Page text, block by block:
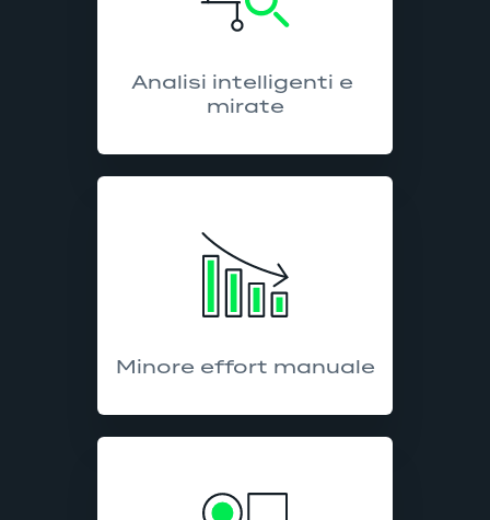
Analisi intelligenti e
mirate
Minore effort manuale